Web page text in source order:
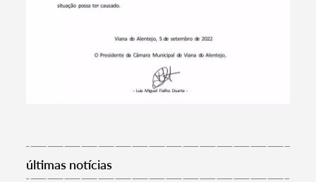
Termo de Pesquisa
Categorias gerais
últimas notícias